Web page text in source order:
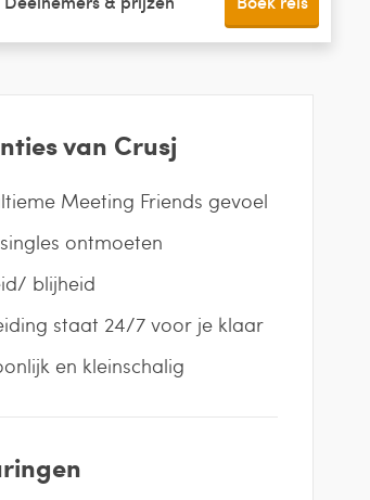
van Crusj
Meeting Friends gevoel
ontmoeten
blijheid
staat 24/7 voor je klaar
en kleinschalig